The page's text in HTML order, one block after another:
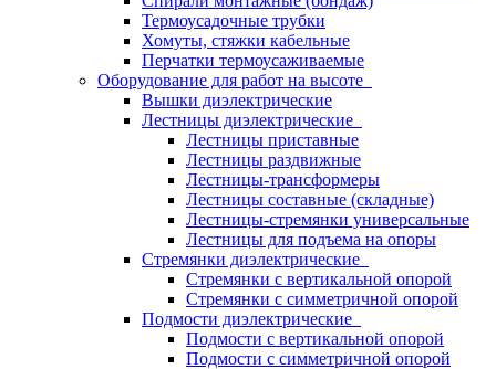
Термоусадочные трубки
Хомуты, стяжки кабельные
Перчатки термоусаживаемые
Оборудование для работ на высоте
Вышки диэлектрические
Лестницы диэлектрические
Лестницы приставные
Лестницы раздвижные
Лестницы-трансформеры
Лестницы составные (складные)
Лестницы-стремянки универсальные
Лестницы для подъема на опоры
Стремянки диэлектрические
Стремянки с вертикальной опорой
Стремянки с симметричной опорой
Подмости диэлектрические
Подмости с вертикальной опорой
Подмости с симметричной опорой